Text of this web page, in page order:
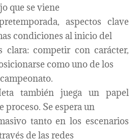
que se viene
aspectos clave
condiciones al inicio del
clara: competir con carácter,
como uno de los
también juega un papel
proceso. Se espera un
tanto en los escenarios
de las redes